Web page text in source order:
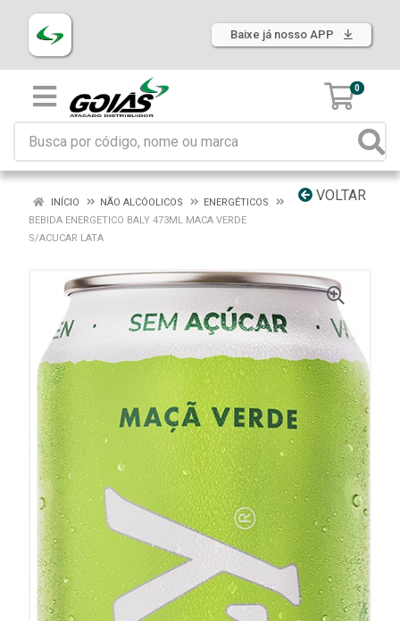
Baixe já nosso APP
0
VOLTAR
INÍCIO NÃO ALCÓOLICOS
ENERGÉTICOS
BEBIDA ENERGETICO BALY 473ML MACA VERDE
S/ACUCAR LATA